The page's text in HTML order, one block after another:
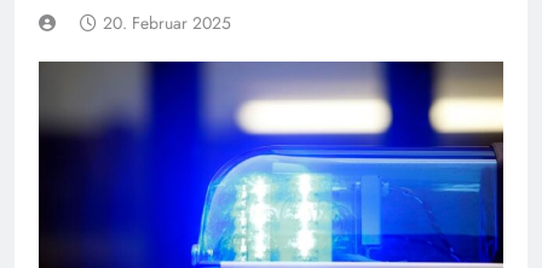
20. Februar 2025